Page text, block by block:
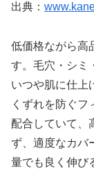
出典：
低価格ながら高
す。毛穴・シミ
いつや肌に仕上
くずれを防ぐフ
配合していて、
ず、適度なカバ
量でも良く伸び